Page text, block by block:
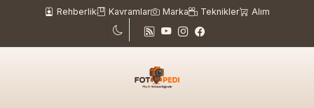
Rehberlik Kavramlar Marka Teknikler Alım